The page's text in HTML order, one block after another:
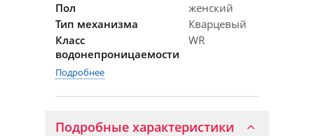
Пол
женский
Тип механизма
Кварцевый
Класс
водонепроницаемости
WR
Подробнее
Подробные характеристики